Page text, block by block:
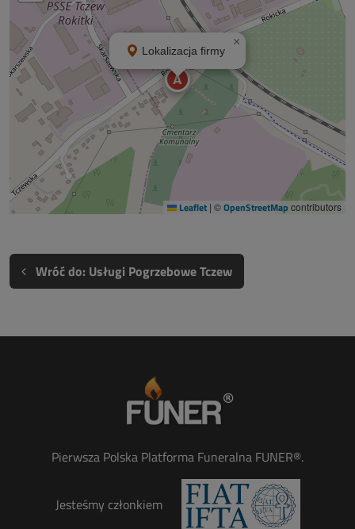
A
Lokalizacja firmy
×
Leaflet | ©OpenStreetMap contributors
Wróć do: Usługi Pogrzebowe Tczew
Pierwsza Polska Platforma Funeralna FUNER®.
Jesteśmy członkiem